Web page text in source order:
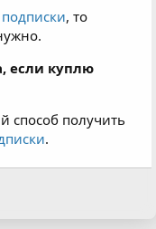
, то
если куплю
способ получить
.